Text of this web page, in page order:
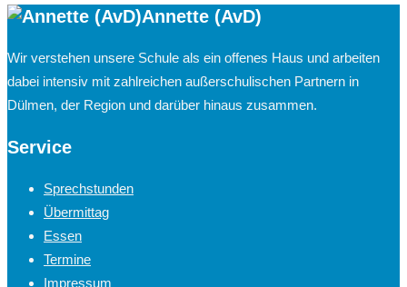
Annette (AvD)
Wir verstehen unsere Schule als ein offenes Haus und arbeiten
dabei intensiv mit zahlreichen außerschulischen Partnern in
Dülmen, der Region und darüber hinaus zusammen.
Service
Sprechstunden
Übermittag
Essen
Termine
Impressum